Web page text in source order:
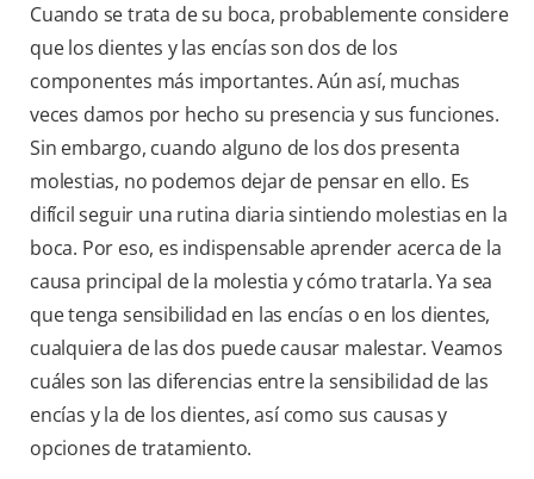
Cuando se trata de su boca, probablemente considere
que los dientes y las encías son dos de los
componentes más importantes. Aún así, muchas
veces damos por hecho su presencia y sus funciones.
Sin embargo, cuando alguno de los dos presenta
molestias, no podemos dejar de pensar en ello. Es
difícil seguir una rutina diaria sintiendo molestias en la
boca. Por eso, es indispensable aprender acerca de la
causa principal de la molestia y cómo tratarla. Ya sea
que tenga sensibilidad en las encías o en los dientes,
cualquiera de las dos puede causar malestar. Veamos
cuáles son las diferencias entre la sensibilidad de las
encías y la de los dientes, así como sus causas y
opciones de tratamiento.